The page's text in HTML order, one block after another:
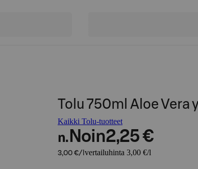
Tolu 750ml Aloe
Kaikki Tolu-tuotteet
n. Noin2,25 €
3,00 €/l vertailuhinta 3,00 €/l